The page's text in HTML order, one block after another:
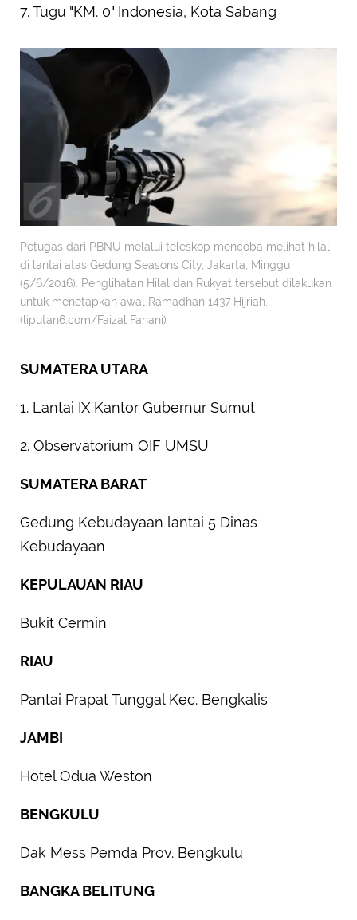
7. Tugu "KM. 0" Indonesia, Kota Sabang
Petugas dari PBNU melalui teleskop mencoba melihat hilal
di lantai atas Gedung Seasons City, Jakarta, Minggu
(5/6/2016). Penglihatan Hilal dan Rukyat tersebut dilakukan
untuk menetapkan awal Ramadhan 1437 Hijriah.
(liputan6.com/Faizal Fanani)
SUMATERA UTARA
1. Lantai IX Kantor Gubernur Sumut
2. Observatorium OIF UMSU
SUMATERA BARAT
Gedung Kebudayaan lantai 5 Dinas
Kebudayaan
KEPULAUAN RIAU
Bukit Cermin
RIAU
Pantai Prapat Tunggal Kec. Bengkalis
JAMBI
Hotel Odua Weston
BENGKULU
Dak Mess Pemda Prov. Bengkulu
BANGKA BELITUNG